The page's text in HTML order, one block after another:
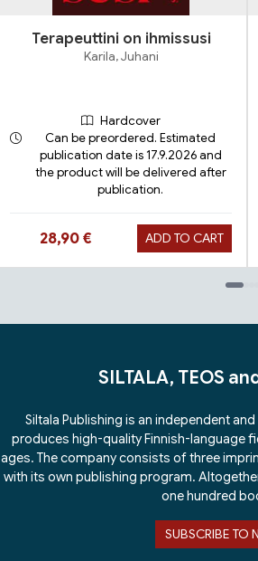
Terapeuttini on ihmissusi
Karila, Juhani
Hardcover
Can be preordered. Estimated
publication date is 17.9.2026 and
the product will be delivered after
publication.
Hinta nyt
28,90 € ADD TO CART
SILTALA, TEOS
Siltala Publishing is an independent
produces high-quality Finnish-language
ages. The company consists of three
with its own publishing program.
one hundred
SUBSCRIBE TO